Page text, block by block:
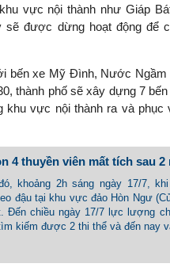
vực nội thành như Giáp
sẽ được dừng hoạt động để
bến xe Mỹ Đình, Nước Ngầm
thành phố sẽ xây dựng 7
khu vực nội thành ra và
4 thuyền viên mất tích sau 2
khoảng 2h sáng ngày 17/7,
đậu tại khu vực đảo Hòn Ngư
Đến chiều ngày 17/7 lực lượng
kiếm được 2 thi thể và đến nay
hành như tăng
học công
các cơ chế